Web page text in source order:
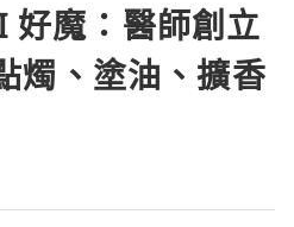
好魔：醫師創立
燭、塗油、擴香